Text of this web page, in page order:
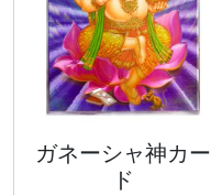
ガネーシャ神カー
ド